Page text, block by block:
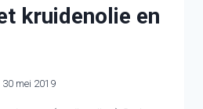
kruidenolie en
30 mei 2019